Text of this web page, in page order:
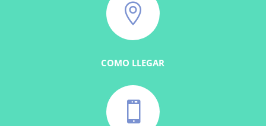

COMO LLEGAR
